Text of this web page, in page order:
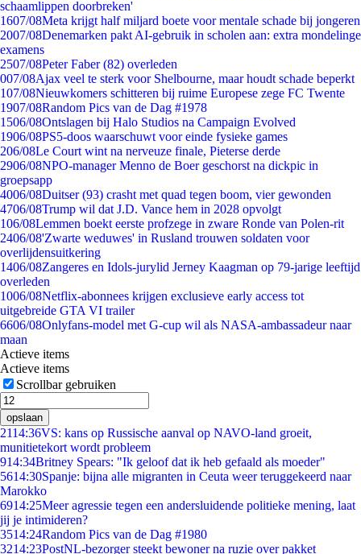
schaamlippen doorbreken'
1607/08Meta krijgt half miljard boete voor mentale schade bij jongeren
2007/08Denemarken pakt AI-gebruik in scholen aan: extra mondelinge
examens
2507/08Peter Faber (82) overleden
007/08Ajax veel te sterk voor Shelbourne, maar houdt schade beperkt
107/08Nieuwkomers schitteren bij ruime Europese zege FC Twente
1907/08Random Pics van de Dag #1978
1506/08Ontslagen bij Halo Studios na Campaign Evolved
1906/08PS5-doos waarschuwt voor einde fysieke games
206/08Le Court wint na nerveuze finale, Pieterse derde
2906/08NPO-manager Menno de Boer geschorst na dickpic in
groepsapp
4006/08Duitser (93) crasht met quad tegen boom, vier gewonden
4706/08Trump wil dat J.D. Vance hem in 2028 opvolgt
106/08Lemmen boekt eerste profzege in zware Ronde van Polen-rit
2406/08'Zwarte weduwes' in Rusland trouwen soldaten voor
overlijdensuitkering
1406/08Zangeres en Idols-jurylid Jerney Kaagman op 79-jarige leeftijd
overleden
1006/08Netflix-abonnees krijgen exclusieve early access tot
uitgebreide GTA VI trailer
6606/08Onlyfans-model met G-cup wil als NASA-ambassadeur naar
maan
Actieve items
Actieve items
Scrollbar gebruiken
opslaan
2114:36VS: kans op Russische aanval op NAVO-land groeit,
munitietekort wordt probleem
914:34Britney Spears: "Ik geloof dat ik heb gefaald als moeder"
5614:30Spanje: bijna alle migranten in Ceuta weer teruggekeerd naar
Marokko
6914:25Meer agressie tegen een andersluidende politieke mening, laat
jij je intimideren?
3514:24Random Pics van de Dag #1980
3214:23PostNL-bezorger steekt bewoner na ruzie over pakket